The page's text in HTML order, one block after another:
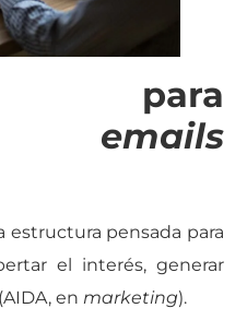
para
emails
estructura pensada para
el interés, generar
(AIDA, en marketing).